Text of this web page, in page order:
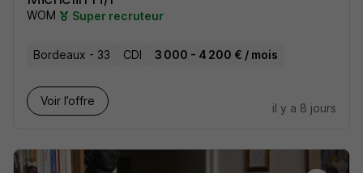
WOM Super recruteur
Bordeaux - 33 CDI 3 000 - 4 200 € / mois
Voir l’offre
il y a 8 jours